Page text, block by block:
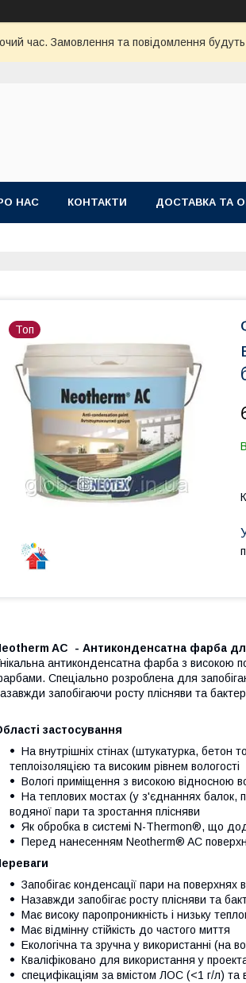
час. Замовлення та повідомлення
НАС КОНТАКТИ ДОСТАВКА ТА
Топ
AC - Антиконденсатна фарба
антиконденсатна фарба з високою
Спеціально розроблена для
запобігаючи росту плісняви ​​та
застосування
На внутрішніх стінах (штукатурка,
теплоізоляцією та високим рівнем вологості
Вологі приміщення з високою відносною
На теплових мостах (у з'єднаннях балок,
водяної пари та зростання плісняви
Як обробка в системі N-Thermon®, що
Перед нанесенням Neotherm® AC поверхні
Запобігає конденсації пари на поверхнях
Назавжди запобігає росту плісняви ​​та
Має високу паропроникність і низьку
Має відмінну стійкість до частого миття
Екологічна та зручна у використанні (на
Кваліфіковано для використання у
специфікаціям за вмістом ЛОС (<1 г/л)